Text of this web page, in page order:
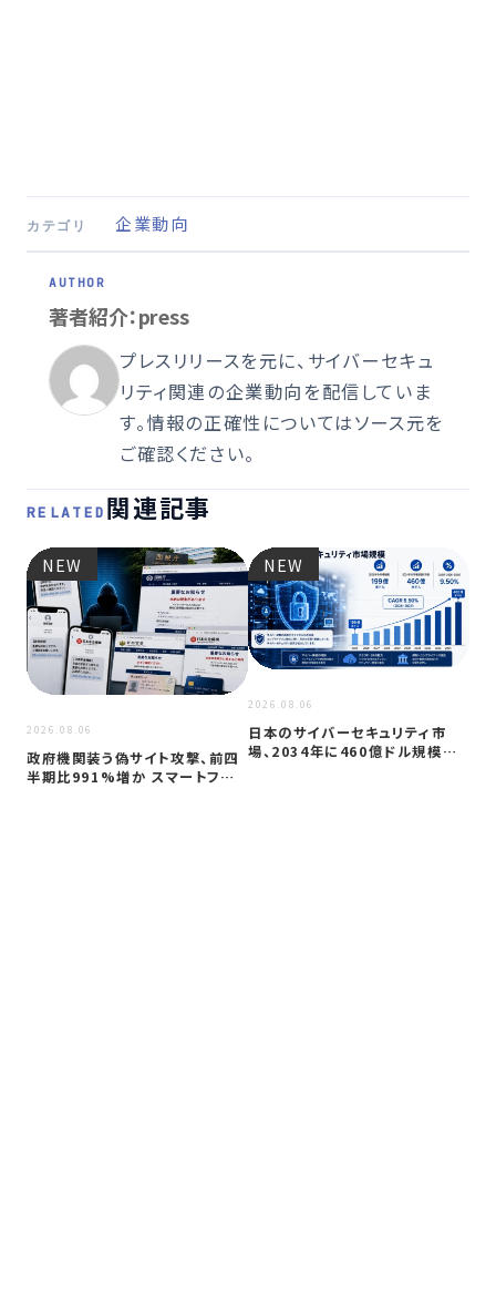
カテゴリ 企業動向
著者紹介：press
プレスリリースを元に、サイバーセキュ
リティ関連の企業動向を配信していま
す。情報の正確性についてはソース元を
ご確認ください。
RELATED 関連記事
NEW
2026.08.06
政府機関装う偽サイト攻撃、前四
半期比991%増か スマートフォン
NEW
2026.08.06
日本のサイバーセキュリティ市
場、2034年に460億ドル規模へ